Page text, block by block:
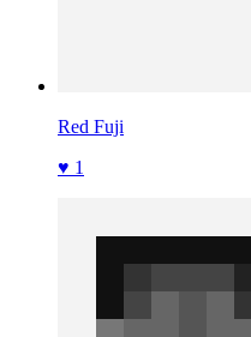
Red Fuji
♥ 1